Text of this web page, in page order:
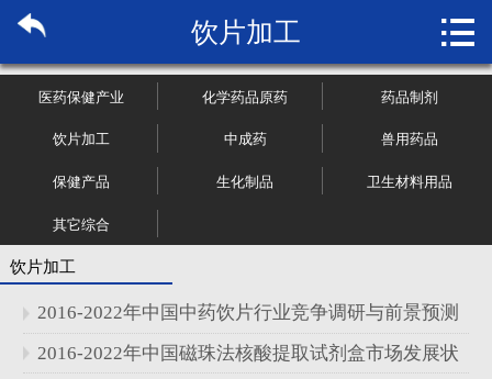
关于博纳
市场研究
管理咨询
行业报告
大数据
新闻资讯
饮片加工 
医药保健产业 化学药品原药 药品制剂
饮片加工 中成药 兽用药品
保健产品 生化制品 卫生材料用品
其它综合
饮片加工
2016-2022年中国中药饮片行业竞争调研与前景预测
分析报告
2016-2022年中国磁珠法核酸提取试剂盒市场发展状